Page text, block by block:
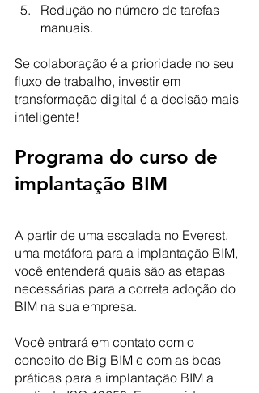
Redução no número de tarefas
manuais.
Se colaboração é a prioridade no seu
fluxo de trabalho, investir em
transformação digital é a decisão mais
inteligente!
Programa do curso de
implantação BIM
A partir de uma escalada no Everest,
uma metáfora para a implantação BIM,
você entenderá quais são as etapas
necessárias para a correta adoção do
BIM na sua empresa.
Você entrará em contato com o
conceito de Big BIM e com as boas
práticas para a implantação BIM a